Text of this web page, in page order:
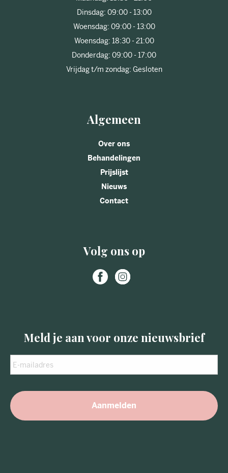
Dinsdag: 09:00 - 13:00
Woensdag: 09:00 - 13:00
Woensdag: 18:30 - 21:00
Donderdag: 09:00 - 17:00
Vrijdag t/m zondag: Gesloten
Algemeen
Over ons
Behandelingen
Prijslijst
Nieuws
Contact
Volg ons op
Meld je aan voor onze nieuwsbrief
mailadres